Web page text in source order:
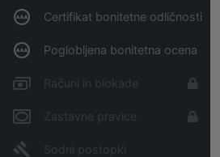
Certifikat bonitetne odličnosti
Poglobljena bonitetna ocena
Računi in blokade
Zastavne pravice
Sodni postopki